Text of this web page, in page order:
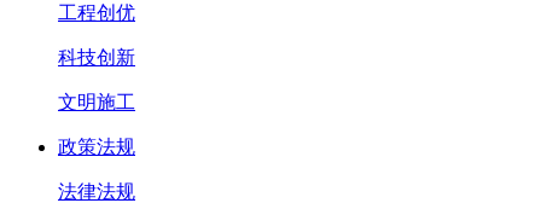
工程创优
科技创新
文明施工
政策法规
法律法规